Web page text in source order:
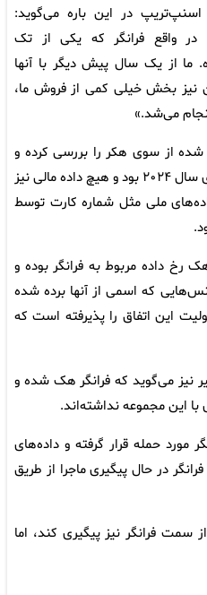
اسنپ‌تریپ در این باره می‌گوید:
واقع فرانگر که یکی از تک
ما از یک سال پیش دیگر با آنها
نیز بخش خیلی کمی از فروش ما،
شده از سوی هکر را بررسی کرده و
داده‌های مربوط به اسنپ‌تریپ برای سال ۲۰۲۴ بود و هیچ داده مالی نیز
ملی مثل شماره کارت توسط
رخ داده مربوط به فرانگر بوده و
که اسمی از آنها برده شده
این اتفاق را پذیرفته است که
نیز می‌گوید که فرانگر هک شده و
این مجموعه نداشته‌اند.
مورد حمله قرار گرفته و داده‌های
در حال پیگیری ماجرا از طریق
سمت فرانگر نیز پیگیری کند، اما